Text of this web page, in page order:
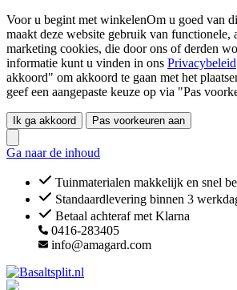
Voor u begint met winkelenOm u goed van
maakt deze website gebruik van functionele,
marketing cookies, die door ons of derden
informatie kunt u vinden in ons Privacybeleid
akkoord" om akkoord te gaan met het
geef een aangepaste keuze op via "Pas
Ik ga akkoord Pas voorkeuren aan
Ga naar de inhoud
Tuinmaterialen makkelijk en snel
Standaardlevering binnen 3
Betaal achteraf met Klarna
0416-283405
info@amagard.com